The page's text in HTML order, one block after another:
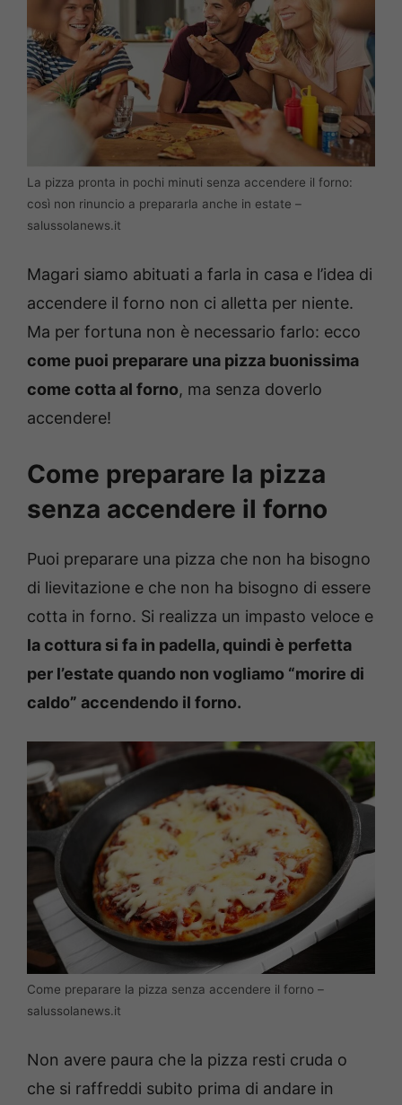
La pizza pronta in pochi minuti senza accendere il forno:
così non rinuncio a prepararla anche in estate –
salussolanews.it
Magari siamo abituati a farla in casa e l’idea di
accendere il forno non ci alletta per niente.
Ma per fortuna non è necessario farlo: ecco
come puoi preparare una pizza buonissima
come cotta al forno, ma senza doverlo
accendere!
Come preparare la pizza
senza accendere il forno
Puoi preparare una pizza che non ha bisogno
di lievitazione e che non ha bisogno di essere
cotta in forno. Si realizza un impasto veloce e
la cottura si fa in padella, quindi è perfetta
per l’estate quando non vogliamo “morire di
caldo” accendendo il forno.
Come preparare la pizza senza accendere il forno –
salussolanews.it
Non avere paura che la pizza resti cruda o
che si raffreddi subito prima di andare in